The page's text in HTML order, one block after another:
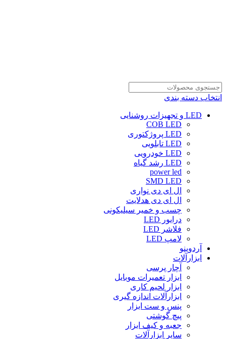
انتخاب دسته بندی
LED و تجهیزات روشنایی
COB LED
LED پروژکتوری
LED تابلویی
LED خودرویی
LED رشد گیاه
power led
SMD LED
ال ای دی نواری
ال ای دی هدلایت
چسب و خمیر سیلیکونی
درایور LED
فلاشر LED
لامپ LED
آردوینو
ابزارآلات
آچار پرسی
ابزار تعمیرات موبایل
ابزار لحیم کاری
ابزارآلات اندازه گیری
پنس و ست ابزار
پیچ گوشتی
جعبه و کیف ابزار
سایر ابزارآلات